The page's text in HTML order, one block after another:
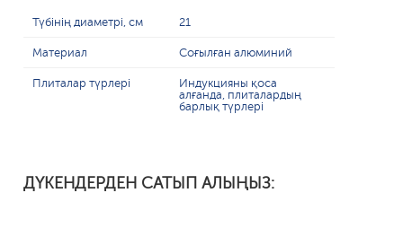
Түбінің диаметрі, см 21
Материал Соғылған алюминий
Плиталар түрлері
Индукцияны қоса
алғанда, плиталардың
барлық түрлері
ДҮКЕНДЕРДЕН САТЫП АЛЫҢЫЗ: